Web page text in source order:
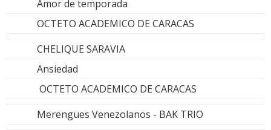
Amor de temporada
OCTETO ACADEMICO DE CARACAS
CHELIQUE SARAVIA
Ansiedad
OCTETO ACADEMICO DE CARACAS
Merengues Venezolanos - BAK TRIO